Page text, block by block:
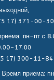
выходной,
17) 371-00-30
пн-пт с
17.00
17) 300-11-84
Время приема: